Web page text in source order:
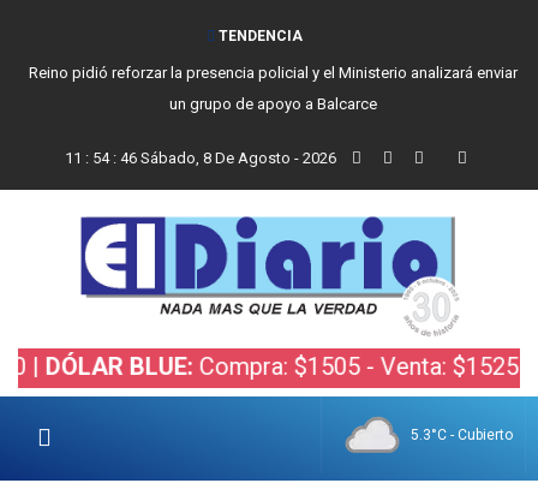
TENDENCIA
Reino pidió reforzar la presencia policial y el Ministerio analizará enviar
un grupo de apoyo a Balcarce
11 : 54: 47 Sábado, 8 De Agosto - 2026
BLUE:Compra: $1505 - Venta: $1525 |
5.3°C - Cubierto